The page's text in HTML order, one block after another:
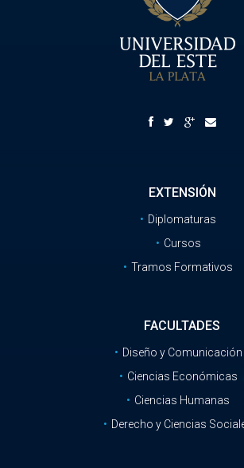
EXTENSIÓN
Diplomaturas
Cursos
Tramos Formativos
FACULTADES
Diseño y Comunicación
Ciencias Económicas
Ciencias Humanas
Derecho y Ciencias